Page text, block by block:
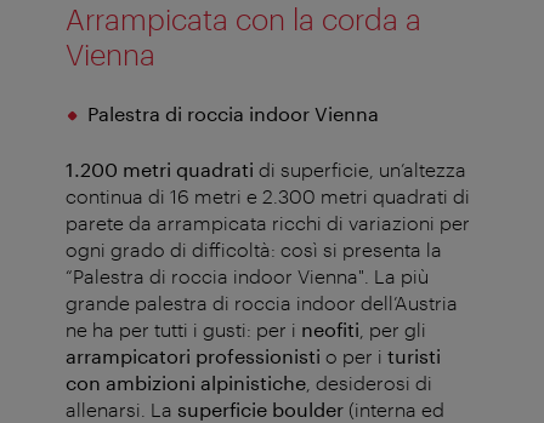
Arrampicata con la corda a
Vienna
Palestra di roccia indoor Vienna
1.200 metri quadrati di superficie, un’altezza
continua di 16 metri e 2.300 metri quadrati di
parete da arrampicata ricchi di variazioni per
ogni grado di difficoltà: così si presenta la
“Palestra di roccia indoor Vienna". La più
grande palestra di roccia indoor dell’Austria
ne ha per tutti i gusti: per i neofiti , per gli
arrampicatori professionisti o per i turisti
con ambizioni alpinistiche , desiderosi di
allenarsi. La superficie boulder (interna ed